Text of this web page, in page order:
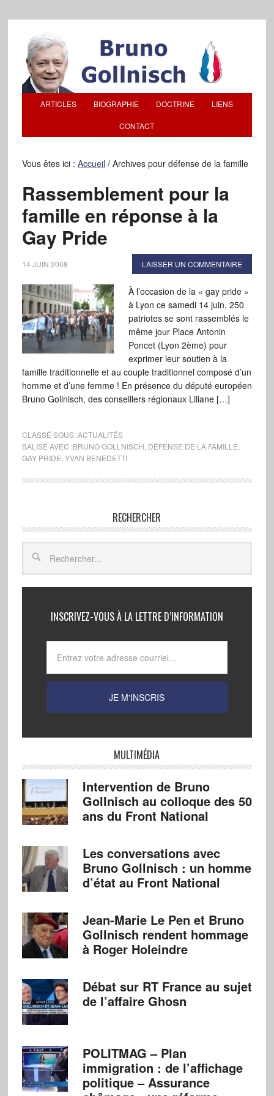
ARTICLES BIOGRAPHIE DOCTRINE LIENS
CONTACT
Vous êtes ici : Accueil /Archives pour défense de la famille
Rassemblement pour la
famille en réponse à la
Gay Pride
14 JUIN 2008 LAISSER UN COMMENTAIRE
À l’occasion de la « gay pride »
à Lyon ce samedi 14 juin, 250
patriotes se sont rassemblés le
même jour Place Antonin
Poncet (Lyon 2ème) pour
exprimer leur soutien à la
famille traditionnelle et au couple traditionnel composé d’un
homme et d’une femme ! En présence du député européen
Bruno Gollnisch, des conseillers régionaux Liliane […]
CLASSÉ SOUS :ACTUALITÉS
BALISÉ AVEC :BRUNO GOLLNISCH DÉFENSE DE LA FAMILLE
GAY PRIDE YVAN BENEDETTI
RECHERCHER
INSCRIVEZ-VOUS À LA LETTRE D’INFORMATION
MULTIMÉDIA
Intervention de Bruno
Gollnisch au colloque des 50
ans du Front National
Les conversations avec
Bruno Gollnisch : un homme
d’état au Front National
Jean-Marie Le Pen et Bruno
Gollnisch rendent hommage
à Roger Holeindre
Débat sur RT France au sujet
de l’affaire Ghosn
POLITMAG – Plan
immigration : de l’affichage
politique – Assurance